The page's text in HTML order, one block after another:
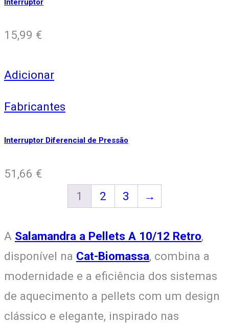
15,99 €
Adicionar
Fabricantes
Interruptor Diferencial de Pressão
51,66 €
1
2 3 →
A Salamandra a Pellets A 10/12 Retro,
disponível na Cat-Biomassa, combina a
modernidade e a eficiência dos sistemas
de aquecimento a pellets com um design
clássico e elegante, inspirado nas